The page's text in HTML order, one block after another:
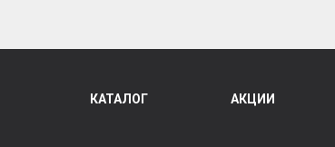
КАТАЛОГ АКЦИИ